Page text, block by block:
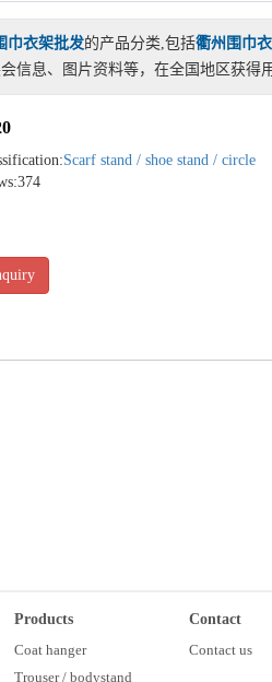
巾衣架批发的产品分类,包括衢州围巾
信息、图片资料等，在全国地区获得
Scarf stand / shoe stand / circle
Products
Coat hanger
Trouser / bodystand
Contact
Contact us